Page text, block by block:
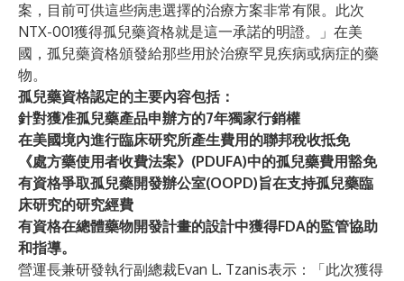
案，目前可供這些病患選擇的治療方案非常有限。此次
NTX-001獲得孤兒藥資格就是這一承諾的明證。」在美
國，孤兒藥資格頒發給那些用於治療罕見疾病或病症的藥
物。
孤兒藥資格認定的主要內容包括：
針對獲准孤兒藥產品申辦方的7年獨家行銷權
在美國境內進行臨床研究所產生費用的聯邦稅收抵免
《處方藥使用者收費法案》(PDUFA)中的孤兒藥費用豁免
有資格爭取孤兒藥開發辦公室(OOPD)旨在支持孤兒藥臨
床研究的研究經費
有資格在總體藥物開發計畫的設計中獲得FDA的監管協助
和指導。
營運長兼研發執行副總裁Evan L. Tzanis表示：「此次獲得